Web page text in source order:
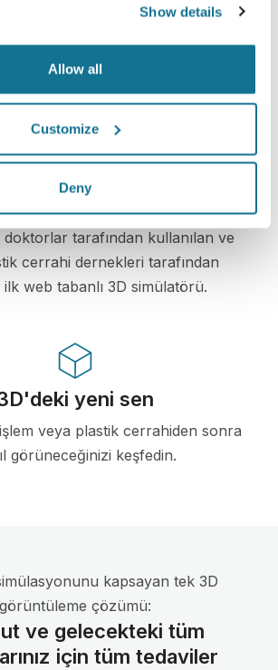
Show details
Allow all
Customize
Deny
her zaman korumaya
tamamen şifrelenmiştir:
güvenli ve gizli kalır.
Yüksek teknoloji
ve estetik prosedürler için 100'dan
tarafından kullanılan ve
cerrahi dernekleri tarafından
web tabanlı 3D simülatörü.
yeni sen
veya plastik cerrahiden sonra
görüneceğinizi keşfedin.
kapsayan tek 3D
görüntüleme çözümü:
ve gelecekteki tüm
için tüm tedaviler